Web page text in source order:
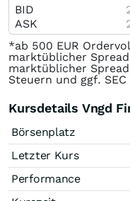
BID
ASK
*ab 500 EUR
marktüblicher
marktüblicher
Steuern und ggf. SEC
Kursdetails Vngd
Börsenplatz
Letzter Kurs
Performance